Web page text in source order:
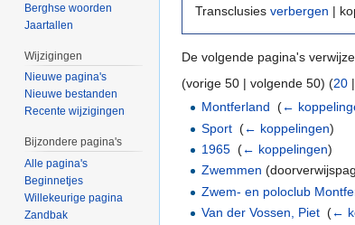
Transclusies verbergen |
De volgende pagina's
(vorige 50 | volgende 50) (20 |
Montferland ‎(←
Sport ‎(← koppelingen)
1965 ‎(← koppelingen)
Zwemmen
Zwem- en poloclub
Van der Vossen, Piet ‎(←
Berghse woorden
Jaartallen
Wijzigingen
Nieuwe pagina's
Nieuwe bestanden
Recente wijzigingen
Bijzondere pagina's
Alle pagina's
Beginnetjes
Willekeurige pagina
Zandbak